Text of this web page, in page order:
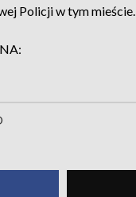
Policji w tym mieście.